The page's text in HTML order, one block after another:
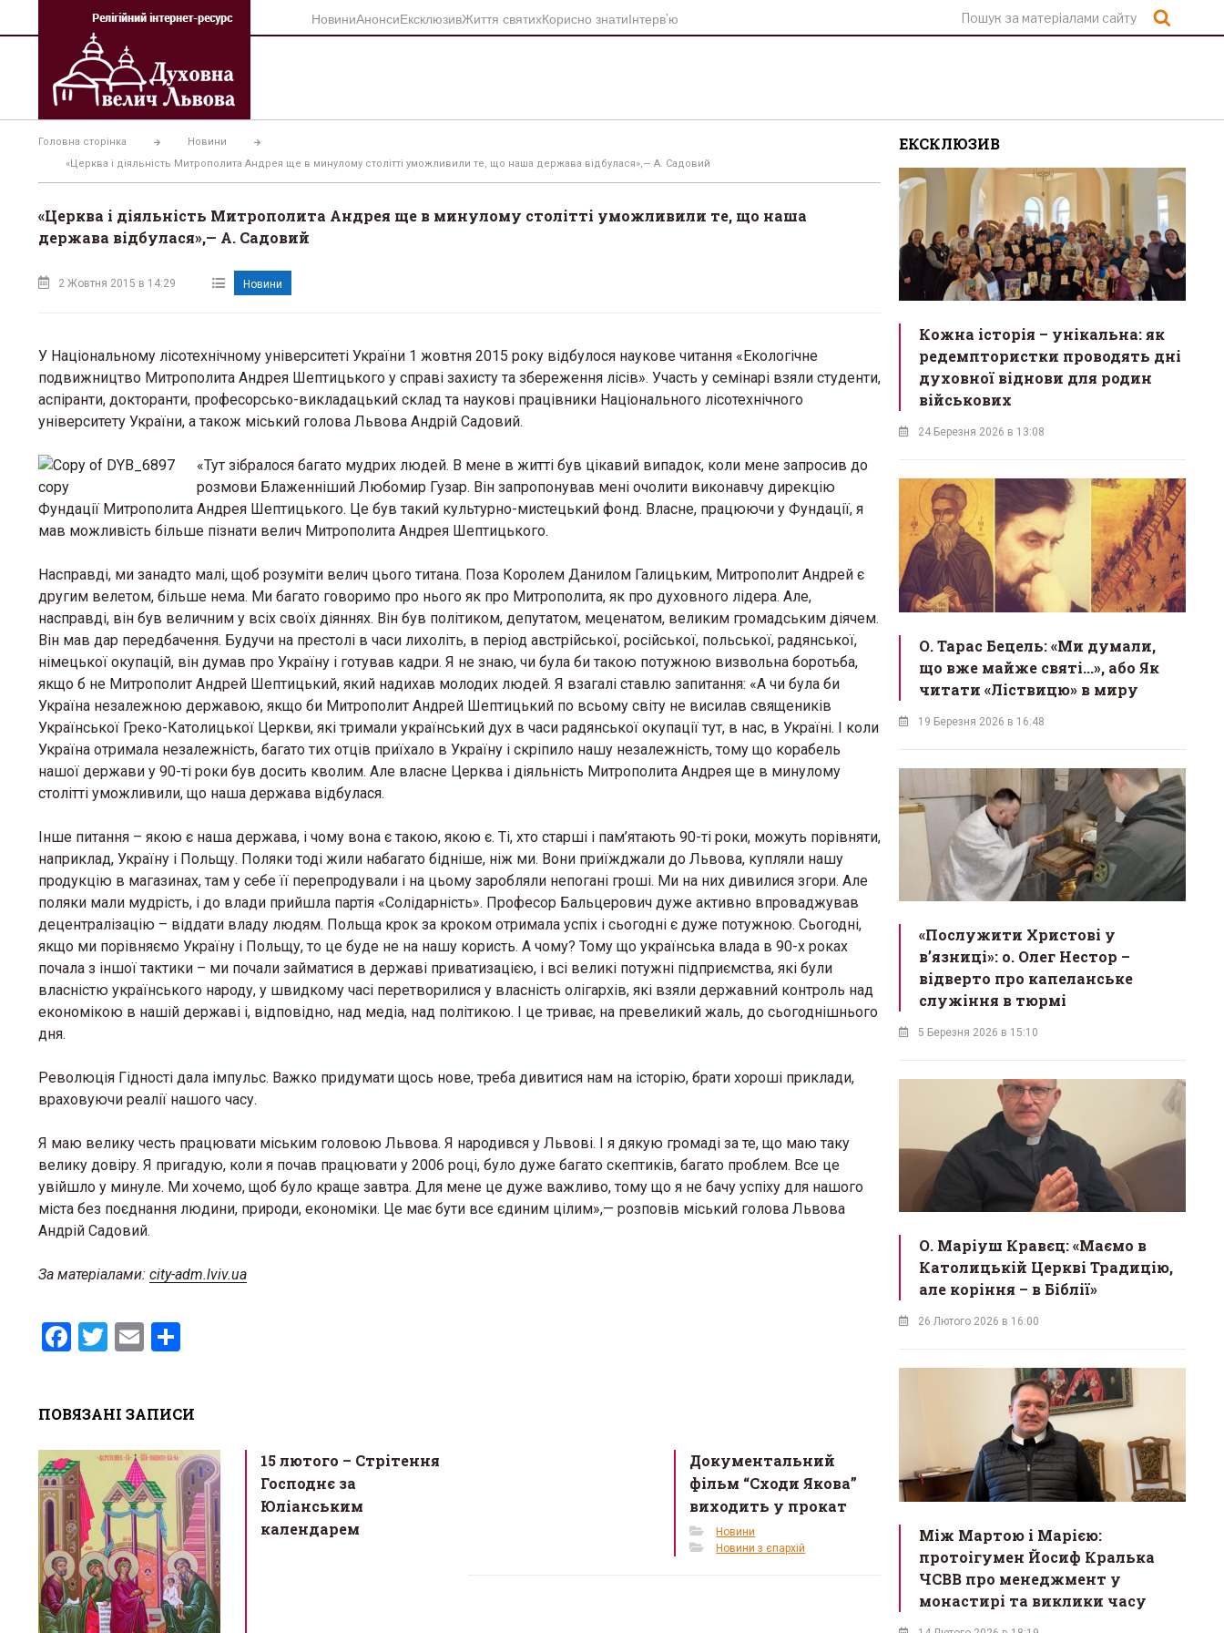
вмісту
НовиниАнонсиЕксклюзивЖиття святихКорисно знатиІнтерв’ю
Головна сторінка
Новини
«Церква і діяльність Митрополита Андрея ще в минулому столітті уможливили те, що наша держава відбулася»,— А. Садовий
«Церква і діяльність Митрополита Андрея ще в минулому столітті уможливили те, що наша
держава відбулася»,— А. Садовий
2 Жовтня 2015 в 14:29 Новини
У Національному лісотехнічному університеті України 1 жовтня 2015 року відбулося наукове читання «Екологічне
подвижництво Митрополита Андрея Шептицького у справі захисту та збереження лісів». Участь у семінарі взяли студенти,
аспіранти, докторанти, професорсько-викладацький склад та наукові працівники Національного лісотехнічного
університету України, а також міський голова Львова Андрій Садовий.
«Тут зібралося багато мудрих людей. В мене в житті був цікавий випадок, коли мене запросив до
розмови Блаженніший Любомир Гузар. Він запропонував мені очолити виконавчу дирекцію
Фундації Митрополита Андрея Шептицького. Це був такий культурно-мистецький фонд. Власне, працюючи у Фундації, я
мав можливість більше пізнати велич Митрополита Андрея Шептицького.
Насправді, ми занадто малі, щоб розуміти велич цього титана. Поза Королем Данилом Галицьким, Митрополит Андрей є
другим велетом, більше нема. Ми багато говоримо про нього як про Митрополита, як про духовного лідера. Але,
насправді, він був величним у всіх своїх діяннях. Він був політиком, депутатом, меценатом, великим громадським діячем.
Він мав дар передбачення. Будучи на престолі в часи лихоліть, в період австрійської, російської, польської, радянської,
німецької окупацій, він думав про Україну і готував кадри. Я не знаю, чи була би такою потужною визвольна боротьба,
якщо б не Митрополит Андрей Шептицький, який надихав молодих людей. Я взагалі ставлю запитання: «А чи була би
Україна незалежною державою, якщо би Митрополит Андрей Шептицький по всьому світу не висилав священиків
Української Греко-Католицької Церкви, які тримали український дух в часи радянської окупації тут, в нас, в Україні. І коли
Україна отримала незалежність, багато тих отців приїхало в Україну і скріпило нашу незалежність, тому що корабель
нашої держави у 90-ті роки був досить кволим. Але власне Церква і діяльність Митрополита Андрея ще в минулому
столітті уможливили, що наша держава відбулася.
Інше питання – якою є наша держава, і чому вона є такою, якою є. Ті, хто старші і пам’ятають 90-ті роки, можуть порівняти,
наприклад, Україну і Польщу. Поляки тоді жили набагато бідніше, ніж ми. Вони приїжджали до Львова, купляли нашу
продукцію в магазинах, там у себе її перепродували і на цьому заробляли непогані гроші. Ми на них дивилися згори. Але
поляки мали мудрість, і до влади прийшла партія «Солідарність». Професор Бальцерович дуже активно впроваджував
децентралізацію – віддати владу людям. Польща крок за кроком отримала успіх і сьогодні є дуже потужною. Сьогодні,
якщо ми порівняємо Україну і Польщу, то це буде не на нашу користь. А чому? Тому що українська влада в 90-х роках
почала з іншої тактики – ми почали займатися в державі приватизацією, і всі великі потужні підприємства, які були
власністю українського народу, у швидкому часі перетворилися у власність олігархів, які взяли державний контроль над
економікою в нашій державі і, відповідно, над медіа, над політикою. І це триває, на превеликий жаль, до сьогоднішнього
дня.
Революція Гідності дала імпульс. Важко придумати щось нове, треба дивитися нам на історію, брати хороші приклади,
враховуючи реалії нашого часу.
Я маю велику честь працювати міським головою Львова. Я народився у Львові. І я дякую громаді за те, що маю таку
велику довіру. Я пригадую, коли я почав працювати у 2006 році, було дуже багато скептиків, багато проблем. Все це
увійшло у минуле. Ми хочемо, щоб було краще завтра. Для мене це дуже важливо, тому що я не бачу успіху для нашого
міста без поєднання людини, природи, економіки. Це має бути все єдиним цілим»,— розповів міський голова Львова
Андрій Садовий.
За матеріалами: city-adm.lviv.ua
F
b
o
o
k
T
er
E
e
ПОВЯЗАНІ ЗАПИСИ
15 лютого – Cтрітення
Господнє за
Юліанським
календарем
Документальний
фільм “Сходи Якова”
виходить у прокат
Новини
Новини з єпархій
ЕКСКЛЮЗИВ
Кожна історія – унікальна: як
редемптористки проводять дні
духовної віднови для родин
військових
24 Березня 2026 в 13:08
О. Тарас Бецель: «Ми думали,
що вже майже святі...», або Як
читати «Ліствицю» в миру
19 Березня 2026 в 16:48
«Послужити Христові у
вʼязниці»: о. Олег Нестор –
відверто про капеланське
служіння в тюрмі
5 Березня 2026 в 15:10
О. Маріуш Кравєц: «Маємо в
Католицькій Церкві Традицію,
але коріння – в Біблії»
26 Лютого 2026 в 16:00
Між Мартою і Марією:
протоігумен Йосиф Кралька
ЧСВВ про менеджмент у
монастирі та виклики часу